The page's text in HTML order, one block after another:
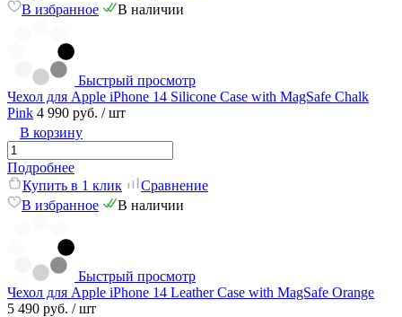
В избранное
В наличии
Быстрый просмотр
Чехол для Apple iPhone 14 Silicone Case with MagSafe Chalk
Pink 4 990 руб. / шт
В корзину
Подробнее
Купить в 1 клик
Сравнение
В избранное
В наличии
Быстрый просмотр
Чехол для Apple iPhone 14 Leather Case with MagSafe Orange
5 490 руб. / шт